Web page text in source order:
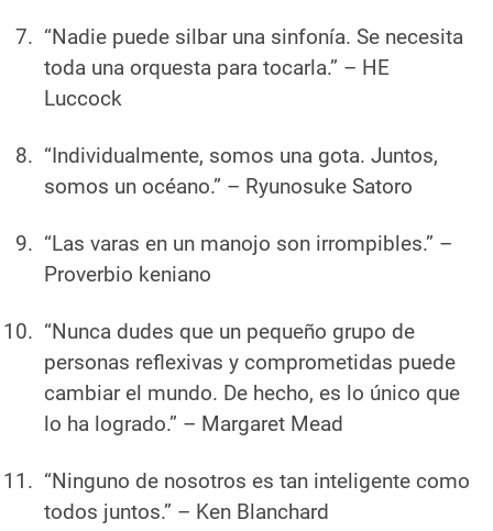
“Nadie puede silbar una sinfonía. Se necesita
toda una orquesta para tocarla.” – HE
Luccock
“Individualmente, somos una gota. Juntos,
somos un océano.” – Ryunosuke Satoro
“Las varas en un manojo son irrompibles.” –
Proverbio keniano
“Nunca dudes que un pequeño grupo de
personas reflexivas y comprometidas puede
cambiar el mundo. De hecho, es lo único que
lo ha logrado.” – Margaret Mead
“Ninguno de nosotros es tan inteligente como
todos juntos.” – Ken Blanchard